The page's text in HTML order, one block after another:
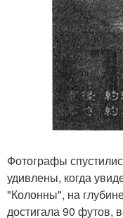
Фотографы
удивлены, когда
"Колонны", на
достигала 90 футов,